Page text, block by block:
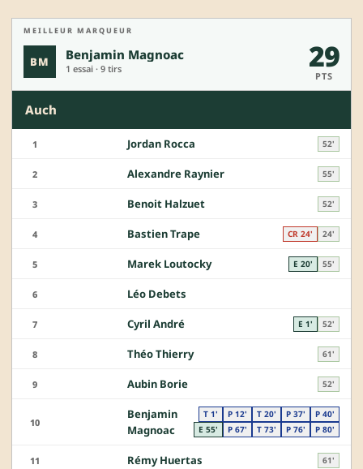
MEILLEUR MARQUEUR
BM Benjamin Magnoac
1 essai · 9 tirs 29
PTS
Auch
1 Jordan Rocca 52'
2 Alexandre Raynier 55'
3 Benoit Halzuet 52'
4 Bastien Trape CR 24' 24'
5 Marek Loutocky E 20' 55'
6 Léo Debets
7 Cyril André E 1' 52'
8 Théo Thierry 61'
9 Aubin Borie 52'
10
Benjamin
Magnoac
T 1' P 12' T 20' P 37'
P 40'
E 55'
P 67' T 73' P 76' P 80'
11 Rémy Huertas 61'